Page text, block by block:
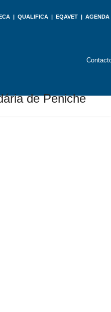
| QUALIFICA | EQAVET | AGENDA